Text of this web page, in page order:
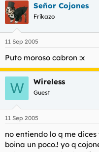
Señor Cojones
Frikazo
11 Sep 2005
Puto moroso cabron :x
W Wireless
Guest
11 Sep 2005
no entiendo lo q me dices
boina un poco.! yo q